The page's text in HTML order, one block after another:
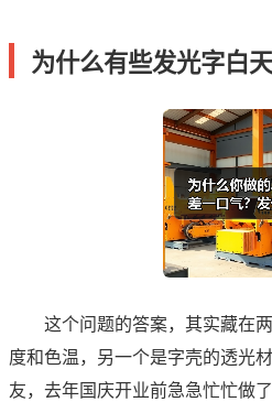
为什么有些发光字白
这个问题的答案，其实藏在
度和色温，另一个是字壳的透光
友，去年国庆开业前急急忙忙做